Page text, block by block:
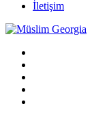
İletişim